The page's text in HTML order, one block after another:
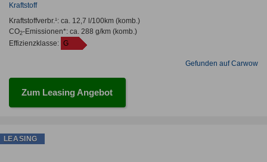
Kraftstoff
Kraftstoffverbr.¹: ca. 12,7 l/100km(komb.)
CO2-Emissionen*: ca. 288 g/km(komb.)
Effizienzklasse: G
Gefunden auf Carwow
Zum Leasing Angebot
LEASING